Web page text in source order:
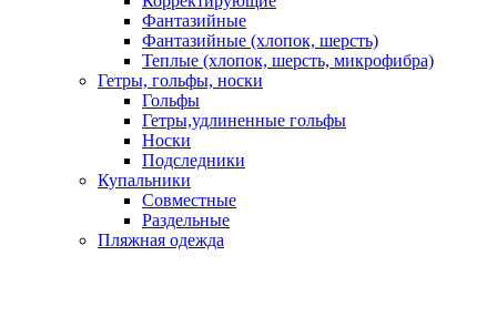
Фантазийные
Фантазийные (хлопок, шерсть)
Теплые (хлопок, шерсть, микрофибра)
Гетры, гольфы, носки
Гольфы
Гетры,удлиненные гольфы
Носки
Подследники
Купальники
Совместные
Раздельные
Пляжная одежда